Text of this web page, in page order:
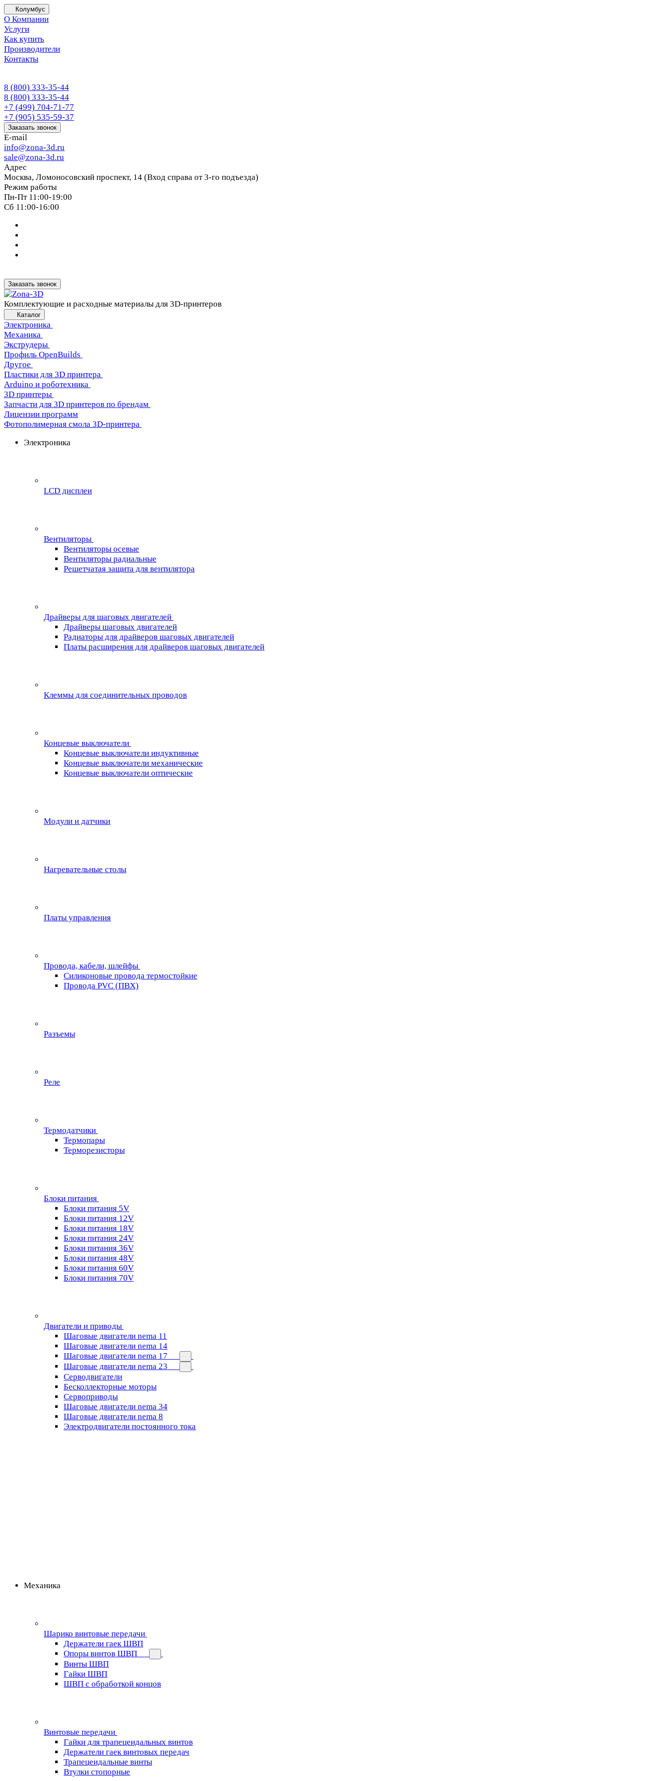
Колумбус
О Компании
Услуги
Как купить
Производители
Контакты
8 (800) 333-35-44
8 (800) 333-35-44
+7 (499) 704-71-77
+7 (905) 535-59-37
Заказать звонок
E-mail
info@zona-3d.ru
sale@zona-3d.ru
Адрес
Москва, Ломоносовский проспект, 14 (Вход справа от 3-го подъезда)
Режим работы
Пн-Пт 11:00-19:00
Сб 11:00-16:00
Заказать звонок
Комплектующие и расходные материалы для 3D-принтеров
Каталог
Электроника
Механика
Экструдеры
Профиль OpenBuilds
Другое
Пластики для 3D принтера
Arduino и роботехника
3D принтеры
Запчасти для 3D принтеров по брендам
Лицензии программ
Фотополимерная смола 3D-принтера
Электроника
LCD дисплеи
Вентиляторы
Вентиляторы осевые
Вентиляторы радиальные
Решетчатая защита для вентилятора
Драйверы для шаговых двигателей
Драйверы шаговых двигателей
Радиаторы для драйверов шаговых двигателей
Платы расширения для драйверов шаговых двигателей
Клеммы для соединительных проводов
Концевые выключатели
Концевые выключатели индуктивные
Концевые выключатели механические
Концевые выключатели оптические
Модули и датчики
Нагревательные столы
Платы управления
Провода, кабели, шлейфы
Силиконовые провода термостойкие
Провода PVC (ПВХ)
Разъемы
Реле
Термодатчики
Термопары
Терморезисторы
Блоки питания
Блоки питания 5V
Блоки питания 12V
Блоки питания 18V
Блоки питания 24V
Блоки питания 36V
Блоки питания 48V
Блоки питания 60V
Блоки питания 70V
Двигатели и приводы
Шаговые двигатели nema 11
Шаговые двигатели nema 14
Шаговые двигатели nema 17
Шаговые двигатели nema 23
Cерводвигатели
Бесколлекторные моторы
Сервоприводы
Шаговые двигатели nema 34
Шаговые двигатели nema 8
Электродвигатели постоянного тока
Механика
Шарико винтовые передачи
Держатели гаек ШВП
Опоры винтов ШВП
Винты ШВП
Гайки ШВП
ШВП с обработкой концов
Винтовые передачи
Гайки для трапецеидальных винтов
Держатели гаек винтовых передач
Трапецеидальные винты
Втулки стопорные